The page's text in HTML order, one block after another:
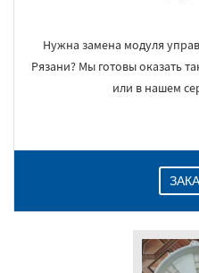
Нужна замена модуля
Рязани? Мы готовы оказать
или в нашем